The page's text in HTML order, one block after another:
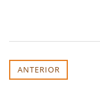
ANTERIOR